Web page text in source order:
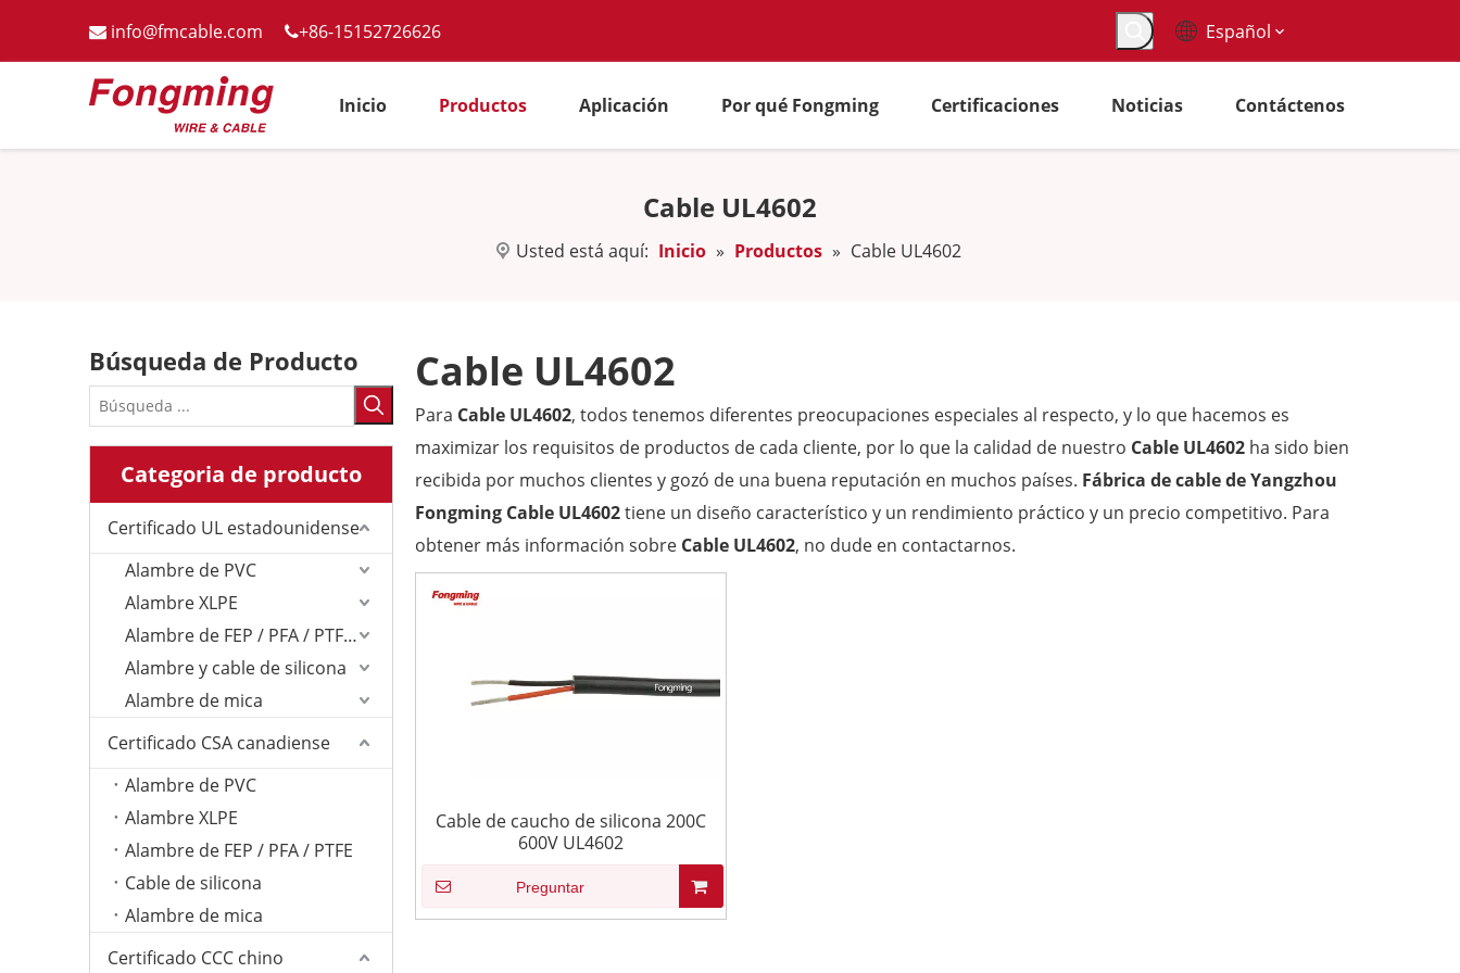
 info@fmcable.com +86-15152726626 Español
Inicio Productos Aplicación Por qué Fongming Certificaciones Noticias Contáctenos
Cable UL4602
Usted está aquí: Inicio » Productos » Cable UL4602
Búsqueda de Producto
Categoria de producto
Certificado UL estadounidense
Alambre de PVC
Alambre XLPE
Alambre de FEP / PFA / PTFE/ETFE
Alambre y cable de silicona
Alambre de mica
Certificado CSA canadiense
Alambre de PVC
Alambre XLPE
Alambre de FEP / PFA / PTFE
Cable de silicona
Alambre de mica
Certificado CCC chino
Cable UL4602
Para Cable UL4602, todos tenemos diferentes preocupaciones especiales al respecto, y lo que hacemos es
maximizar los requisitos de productos de cada cliente, por lo que la calidad de nuestro Cable UL4602 ha sido bien
recibida por muchos clientes y gozó de una buena reputación en muchos países. Fábrica de cable de Yangzhou
Fongming Cable UL4602tiene un diseño característico y un rendimiento práctico y un precio competitivo. Para
obtener más información sobre Cable UL4602, no dude en contactarnos.
Cable de caucho de silicona 200C
600V UL4602
Preguntar